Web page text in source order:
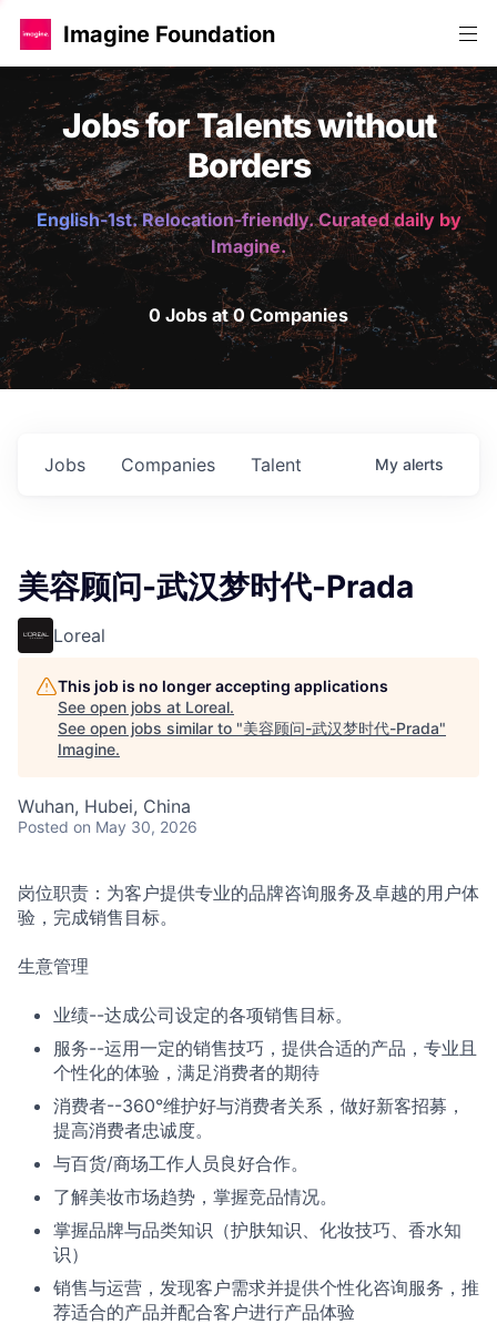
Imagine Foundation
Jobs for Talents without
Borders
English-1st. Relocation-friendly. Curated daily by
Imagine.
0 Jobs at 0 Companies
Jobs Companies Talent My alerts
美容顾问-武汉梦时代-Prada
Loreal
This job is no longer accepting applications
See open jobs at Loreal.
See open jobs similar to "美容顾问-武汉梦时代-Prada"
Imagine.
Wuhan, Hubei, China
Posted on May 30, 2026
岗位职责：为客户提供专业的品牌咨询服务及卓越的用户体
验，完成销售目标。
生意管理
业绩--达成公司设定的各项销售目标。
服务--运用一定的销售技巧，提供合适的产品，专业且
个性化的体验，满足消费者的期待
消费者--360°维护好与消费者关系，做好新客招募，
提高消费者忠诚度。
与百货/商场工作人员良好合作。
了解美妆市场趋势，掌握竞品情况。
掌握品牌与品类知识（护肤知识、化妆技巧、香水知
识）
销售与运营，发现客户需求并提供个性化咨询服务，推
荐适合的产品并配合客户进行产品体验